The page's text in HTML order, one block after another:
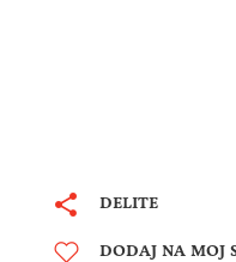
DELITE
DODAJ NA MOJ